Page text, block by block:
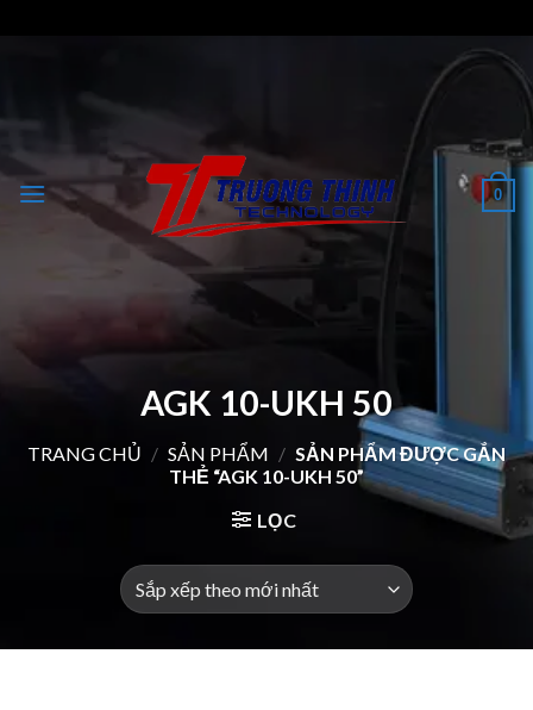
0
AGK 10-UKH 50
TRANG CHỦ / SẢN PHẨM / SẢN PHẨM ĐƯỢC GẮN
THẺ “AGK 10-UKH 50”
LỌC